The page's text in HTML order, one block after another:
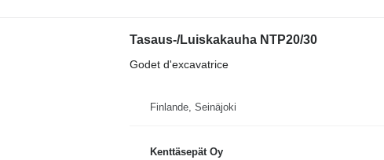
Tasaus-/Luiskakauha NTP20/30
Godet d'excavatrice
Finlande, Seinäjoki
Kenttäsepät Oy